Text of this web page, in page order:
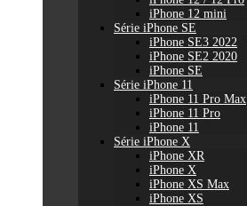
iPhone 12 mini
Série iPhone SE
iPhone SE3 2022
iPhone SE2 2020
iPhone SE
Série iPhone 11
iPhone 11 Pro Max
iPhone 11 Pro
iPhone 11
Série iPhone X
iPhone XR
iPhone X
iPhone XS Max
iPhone XS